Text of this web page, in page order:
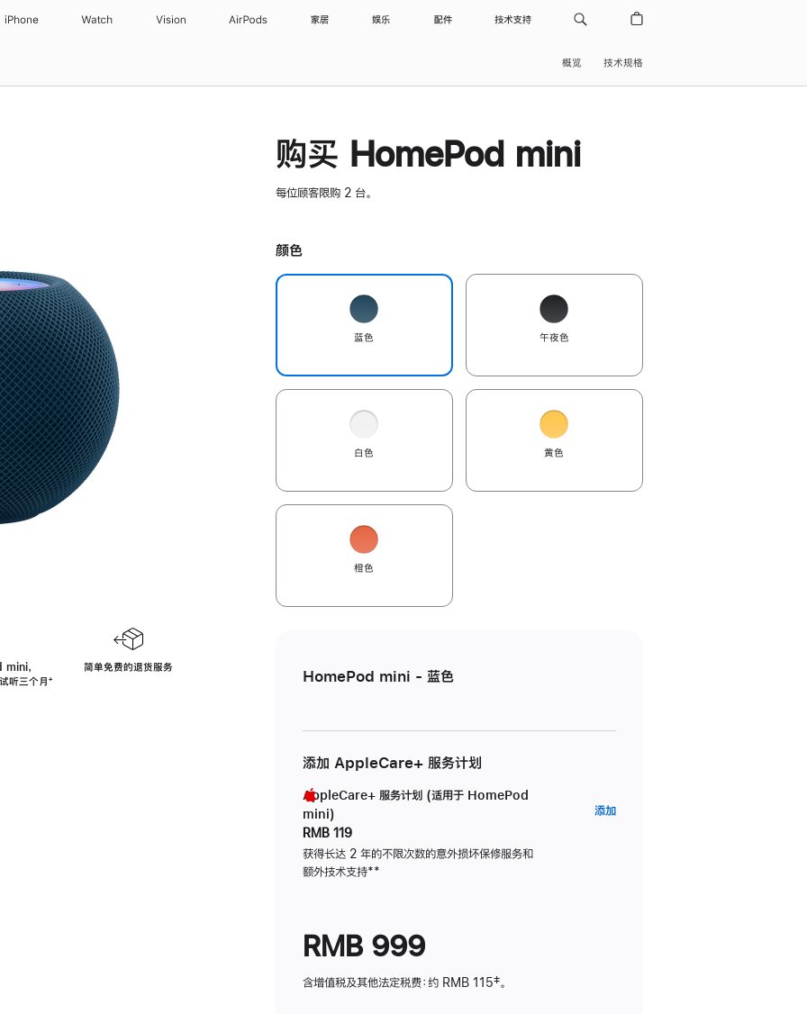
iPhone Watch Vision AirPods 家居 娱乐 配件 技术支持
概览 技术规格
，
听三个月脚
⁺
简单免费的退货服务
购买 HomePod mini
每位顾客限购 2 台。
颜色
蓝色 午夜色
白色 黄色
橙色
HomePod mini - 蓝色
添加 AppleCare+ 服务计划
AppleCare+ 服务计划 (适用于 HomePod
mini)
RMB 119
获得长达 2 年的不限次数的意外损坏保修服务和
额外技术支持脚
**
添加AppleCare+
RMB 999
含增值税及其他法定税费：约 RMB 115‡。